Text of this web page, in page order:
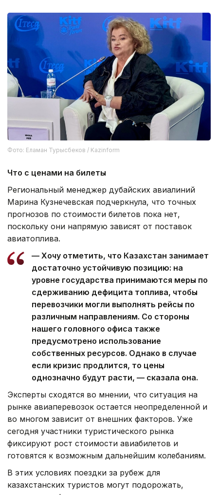
Фото: Еламан Турысбеков / Kazinform
Что с ценами на билеты
Региональный менеджер дубайских авиалиний
Марина Кузнечевская подчеркнула, что точных
прогнозов по стоимости билетов пока нет,
поскольку они напрямую зависят от поставок
авиатоплива.
— Хочу отметить, что Казахстан занимает
достаточно устойчивую позицию: на
уровне государства принимаются меры по
сдерживанию дефицита топлива, чтобы
перевозчики могли выполнять рейсы по
различным направлениям. Со стороны
нашего головного офиса также
предусмотрено использование
собственных ресурсов. Однако в случае
если кризис продлится, то цены
однозначно будут расти, — сказала она.
Эксперты сходятся во мнении, что ситуация на
рынке авиаперевозок остается неопределенной и
во многом зависит от внешних факторов. Уже
сегодня участники туристического рынка
фиксируют рост стоимости авиабилетов и
готовятся к возможным дальнейшим колебаниям.
В этих условиях поездки за рубеж для
казахстанских туристов могут подорожать,